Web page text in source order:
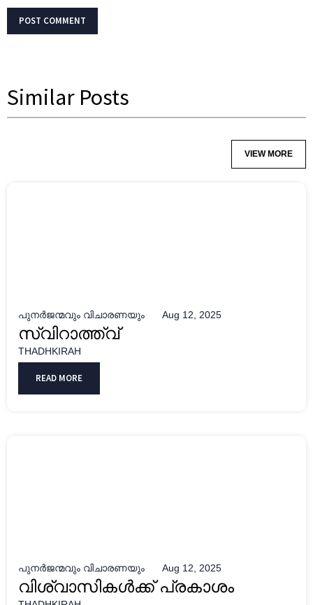
Similar Posts
VIEW MORE
പുനർജന്മവും വിചാരണയും Aug 12, 2025
സ്വിറാത്ത്വ്
THADHKIRAH
READ MORE
പുനർജന്മവും വിചാരണയും Aug 12, 2025
വിശ്വാസികൾക്ക് പ്രകാശം